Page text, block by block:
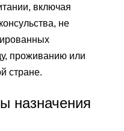
включая
не
проживанию или
стране.
назначения